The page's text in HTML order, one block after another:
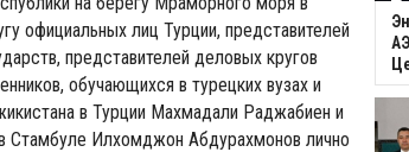
официальных лиц Турции, представителей
представителей деловых кругов
обучающихся в турецких вузах и
в Турции Махмадали Раджабиен и
Стамбуле Илхомджон Абдурахмонов лично